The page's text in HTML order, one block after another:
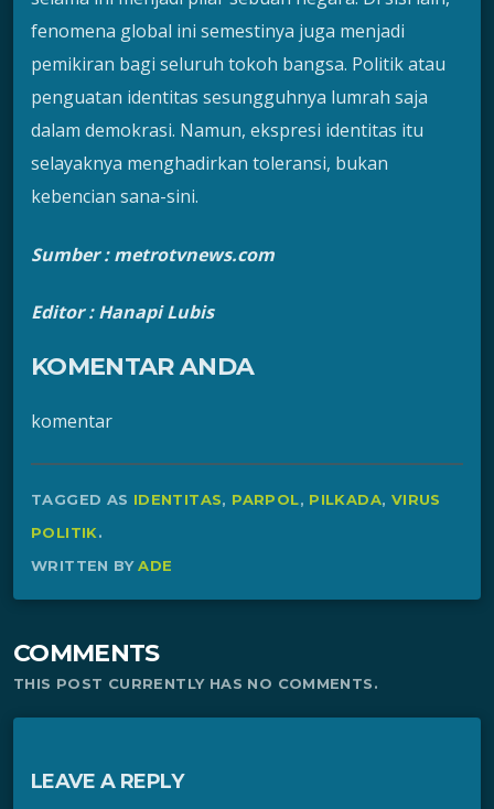
fenomena global ini semestinya juga menjadi
pemikiran bagi seluruh tokoh bangsa. Politik atau
penguatan identitas sesungguhnya lumrah saja
dalam demokrasi. Namun, ekspresi identitas itu
selayaknya menghadirkan toleransi, bukan
kebencian sana-sini.
Sumber : metrotvnews.com
Editor : Hanapi Lubis
KOMENTAR ANDA
komentar
TAGGED AS IDENTITAS, PARPOL, PILKADA, VIRUS
POLITIK.
WRITTEN BYADE
COMMENTS
THIS POST CURRENTLY HAS NO COMMENTS.
LEAVE A REPLY